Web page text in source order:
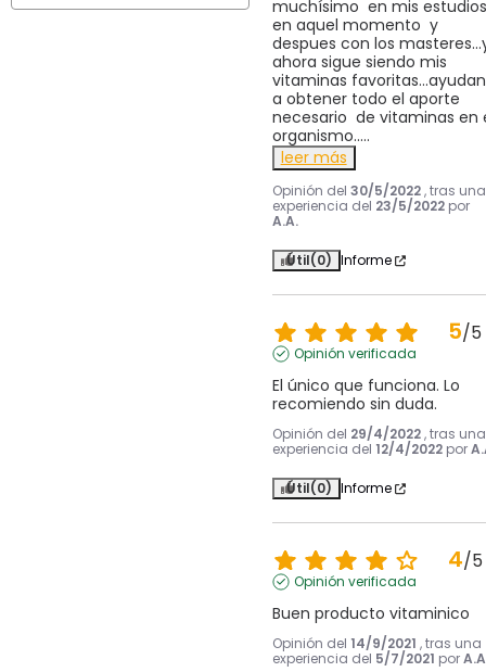
muchísimo  en mis
en aquel momento  y
despues con los
ahora sigue siendo mis
vitaminas favoritas...ayudan
a obtener todo el aporte
necesario  de vitaminas en
organismo.....
leer más
Opinión del 30/5/2022 , tras una
experiencia del 23/5/2022 por
A.A.
Útil(0) Informe
5/5
Opinión verificada
El único que funciona. Lo
recomiendo sin duda.
Opinión del 29/4/2022 , tras una
experiencia del 12/4/2022 por
Útil(0) Informe
4/5
Opinión verificada
Buen producto vitaminico
Opinión del 14/9/2021 , tras una
experiencia del 5/7/2021 por